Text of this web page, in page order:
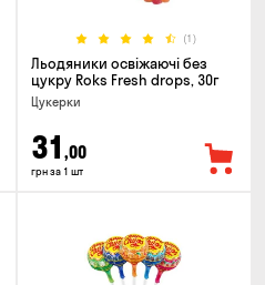
(1)
Льодяники освіжаючі без
цукру Roks Fresh drops, 30г
Цукерки
31 ,00
грн за 1 шт